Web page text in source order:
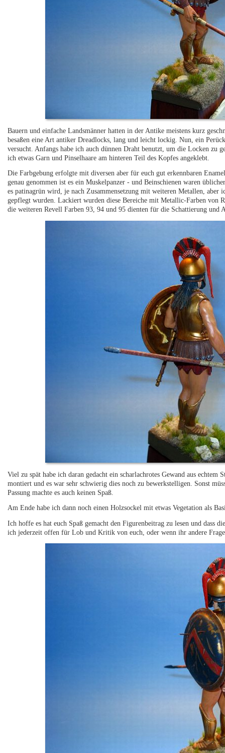
Bauern und einfache Landsmänner hatten in der Antike meistens kurz
besaßen eine Art antiker Dreadlocks, lang und leicht lockig. Nun, ein
versucht. Anfangs habe ich auch dünnen Draht benutzt, um die Locken zu
ich etwas Garn und Pinselhaare am hinteren Teil des Kopfes angeklebt.
Die Farbgebung erfolgte mit diversen aber für euch gut erkennbaren
genau genommen ist es ein Muskelpanzer - und Beinschienen waren
es patinagrün wird, je nach Zusammensetzung mit weiteren Metallen, aber
gepflegt wurden. Lackiert wurden diese Bereiche mit Metallic-Farben von
die weiteren Revell Farben 93, 94 und 95 dienten für die Schattierung und
Viel zu spät habe ich daran gedacht ein scharlachrotes Gewand aus
montiert und es war sehr schwierig dies noch zu bewerkstelligen. Sonst
Passung machte es auch keinen Spaß.
Am Ende habe ich dann noch einen Holzsockel mit etwas Vegetation als
Ich hoffe es hat euch Spaß gemacht den Figurenbeitrag zu lesen und dass
ich jederzeit offen für Lob und Kritik von euch, oder wenn ihr andere